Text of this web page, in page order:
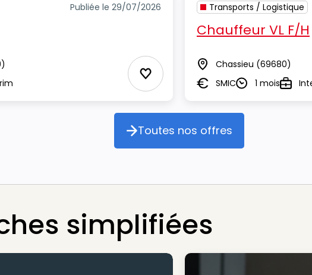
Publiée le 29/07/2026
Ajouter aux Favoris
Transports / Logistique
Chauffeur VL F/H
Lieu Chassieu (69680)
Salaire
SMICDurée1 moisType
Toutes nos offres
Toutes nos offres
simplifiées